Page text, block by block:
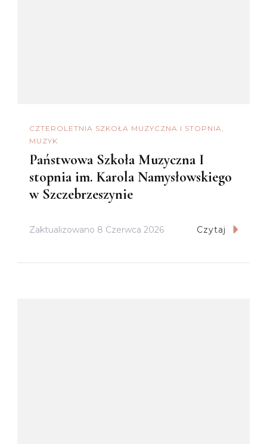
CZTEROLETNIA SZKOŁA MUZYCZNA I STOPNIA
MUZYK
Państwowa Szkoła Muzyczna I
stopnia im. Karola Namysłowskiego
w Szczebrzeszynie
Zaktualizowano 8 Czerwca 2026 Czytaj